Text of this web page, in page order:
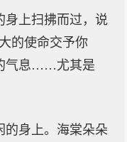
身上扫拂而过，说
的使命交予你
气息……尤其是
的身上。海棠朵朵